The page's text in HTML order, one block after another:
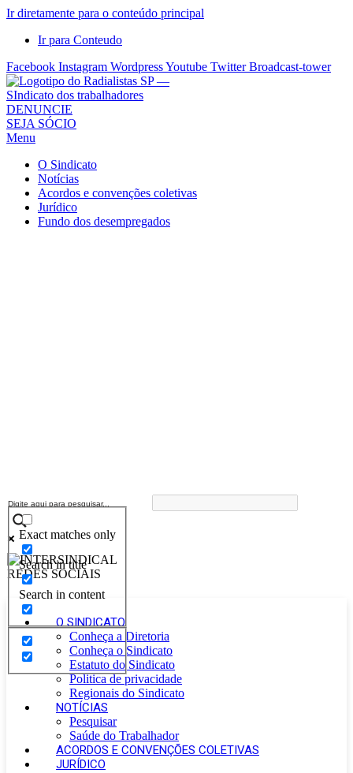
Ir diretamente para o conteúdo principal
Ir para Conteudo
Facebook Instagram WordpressYoutube Twitter Broadcast-tower
Sindicato
dos
Radialistas
São
Paulo
Sindicato
DENUNCIE
SEJA SÓCIO
Menu
O Sindicato
Notícias
Acordos e convenções coletivas
Jurídico
Fundo dos desempregados
Exact matches only
Search in title
Search in content
O SINDICATO
Conheça a Diretoria
Conheça o Sindicato
Estatuto do Sindicato
Politica de privacidade
Regionais do Sindicato
NOTÍCIAS
Pesquisar
Saúde do Trabalhador
ACORDOS E CONVENÇÕES COLETIVAS
JURÍDICO